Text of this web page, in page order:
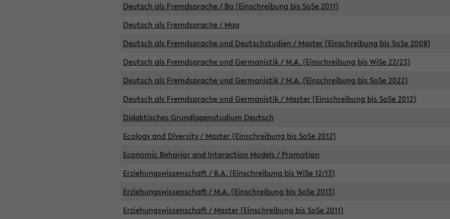
Deutsch als Fremdsprache / Ba (Einschreibung bis SoSe 2011)
Deutsch als Fremdsprache / Mag
Deutsch als Fremdsprache und Deutschstudien / Master (Einschreibung bis SoSe 2008)
Deutsch als Fremdsprache und Germanistik / M.A. (Einschreibung bis WiSe 22/23)
Deutsch als Fremdsprache und Germanistik / M.A. (Einschreibung bis SoSe 2022)
Deutsch als Fremdsprache und Germanistik / Master (Einschreibung bis SoSe 2012)
Didaktisches Grundlagenstudium Deutsch
Ecology and Diversity / Master (Einschreibung bis SoSe 2012)
Economic Behavior and Interaction Models / Promotion
Erziehungswissenschaft / B.A. (Einschreibung bis WiSe 12/13)
Erziehungswissenschaft / M.A. (Einschreibung bis SoSe 2013)
Erziehungswissenschaft / Master (Einschreibung bis SoSe 2011)